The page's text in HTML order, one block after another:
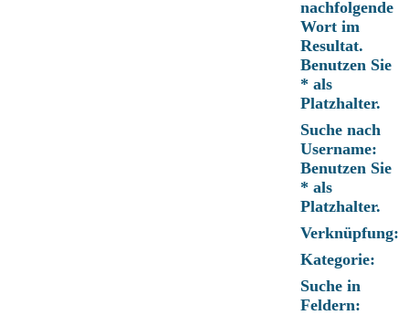
nachfolgende
Wort im
Resultat.
Benutzen Sie
* als
Platzhalter.
Suche nach
Username:
Benutzen Sie
* als
Platzhalter.
Verknüpfung:
Kategorie:
Suche in
Feldern: